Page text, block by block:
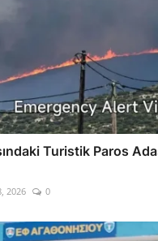
Turistik Paros
2026 0